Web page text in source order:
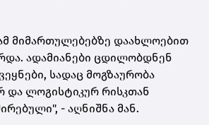
მიმართულებებზე დაახლოებით
ადამიანები ცდილობდნენ
სადაც მოგზაურობა
და ლოგისტიკურ რისკთან
- აღნიშნა მან.